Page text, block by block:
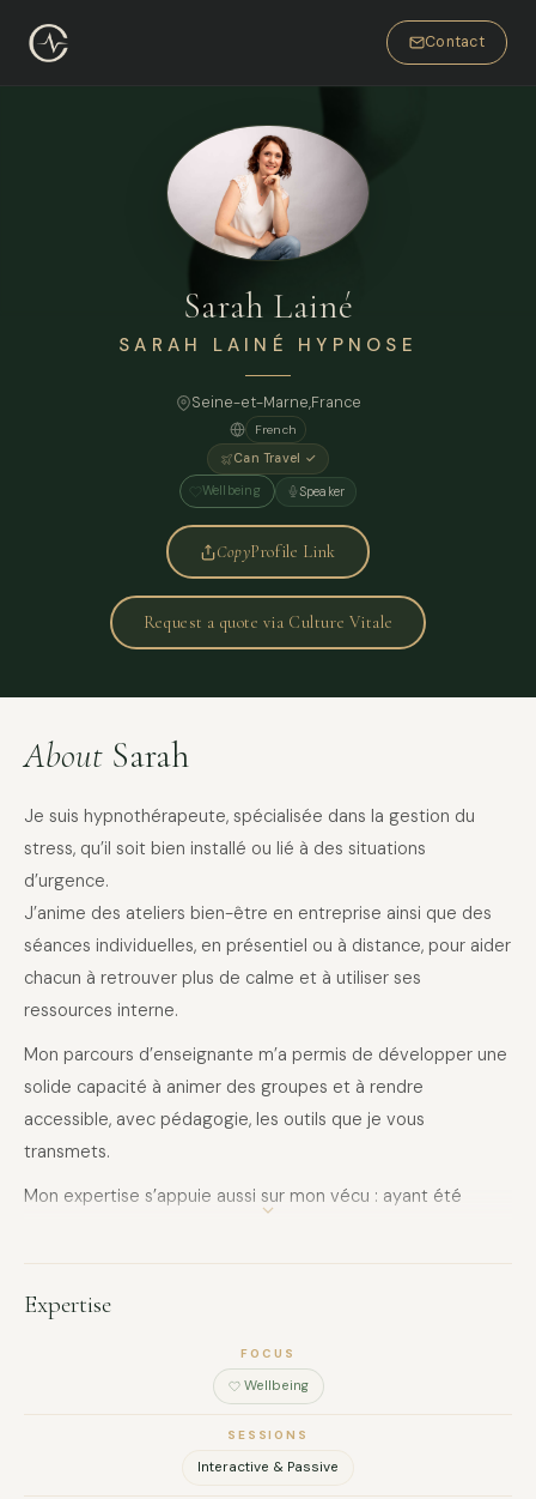
Contact
Sarah Lainé
SARAH LAINÉ HYPNOSE
Seine-et-Marne,France
French
Can Travel ✓
Wellbeing Speaker
CopyProfile Link
Request a quote via Culture Vitale
About Sarah
Je suis hypnothérapeute, spécialisée dans la gestion du
stress, qu’il soit bien installé ou lié à des situations
d’urgence.
J’anime des ateliers bien-être en entreprise ainsi que des
séances individuelles, en présentiel ou à distance, pour aider
chacun à retrouver plus de calme et à utiliser ses
ressources interne.
Mon parcours d’enseignante m’a permis de développer une
solide capacité à animer des groupes et à rendre
accessible, avec pédagogie, les outils que je vous
transmets.
Mon expertise s’appuie aussi sur mon vécu : ayant été
angoissée — jusqu’à impacter examens, permis,
compétitions — je connais profondément les mécanismes
du stress et surtout, les solutions efficaces pour s’en libérer
Aujourd’hui, j’accompagne les entreprises et leurs équipes
vers un mieux-être rapide, applicable au quotidien et
Expertise
FOCUS
Wellbeing
SESSIONS
Interactive & Passive